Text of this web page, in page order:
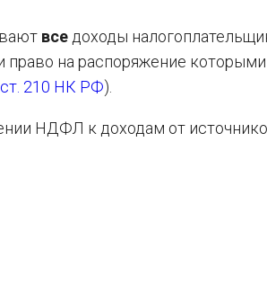
все доходы
на распоряжение которыми
ст. 210 НК РФ).
НДФЛ к доходам от